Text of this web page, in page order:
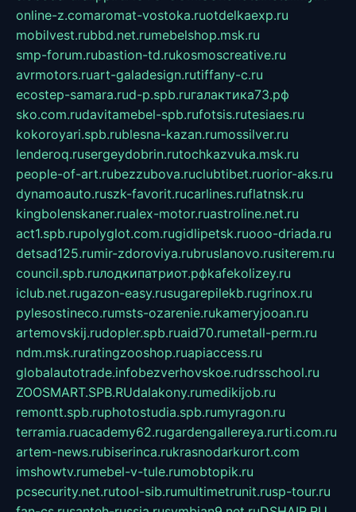
online-z.comaromat-vostoka.ruotdelkaexp.ru
mobilvest.rubbd.net.rumebelshop.msk.ru
smp-forum.rubastion-td.rukosmoscreative.ru
avrmotors.ruart-galadesign.rutiffany-c.ru
ecostep-samara.rud-p.spb.ruгалактика73.рф
sko.com.rudavitamebel-spb.rufotsis.rutesiaes.ru
kokoroyari.spb.rublesna-kazan.rumossilver.ru
lenderoq.rusergeydobrin.rutochkazvuka.msk.ru
people-of-art.rubezzubova.ruclubtibet.ruorior-aks.ru
dynamoauto.ruszk-favorit.rucarlines.ruflatnsk.ru
kingbolenskaner.rualex-motor.ruastroline.net.ru
act1.spb.rupolyglot.com.rugidlipetsk.ruooo-driada.ru
detsad125.rumir-zdoroviya.rubruslanovo.rusiterem.ru
council.spb.ruлодкипатриот.рфkafekolizey.ru
iclub.net.rugazon-easy.rusugarepilekb.rugrinox.ru
pylesostineco.rumsts-ozarenie.rukameryjooan.ru
artemovskij.rudopler.spb.ruaid70.rumetall-perm.ru
ndm.msk.ruratingzooshop.ruapiaccess.ru
globalautotrade.infobezverhovskoe.rudrsschool.ru
ZOOSMART.SPB.RUdalakony.rumedikijob.ru
remontt.spb.ruphotostudia.spb.rumyragon.ru
terramia.ruacademy62.rugardengallereya.rurti.com.ru
artem-news.rubiserinca.rukrasnodarkurort.com
imshowtv.rumebel-v-tule.rumobtopik.ru
pcsecurity.net.rutool-sib.rumultimetrunit.rusp-tour.ru